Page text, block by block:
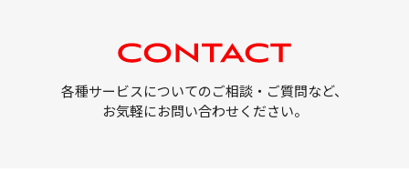
各種サービスについてのご相談・ご質問など、
お気軽にお問い合わせください。